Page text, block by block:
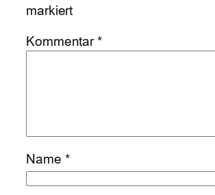
markiert
Kommentar*
Name *